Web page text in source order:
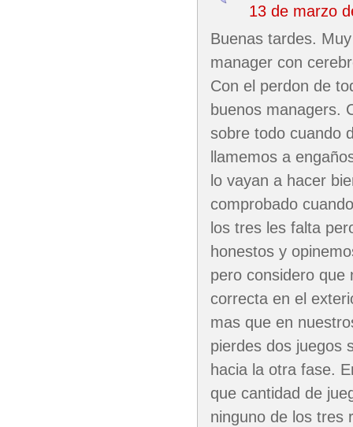
13 de marzo
Buenas tardes.
manager con
Con el perdon de
buenos managers.
sobre todo cuando
llamemos a
lo vayan a hacer
comprobado
los tres les falta
honestos y
pero considero que
correcta en el
mas que en
pierdes dos juegos
hacia la otra fase.
que cantidad de
ninguno de los tres